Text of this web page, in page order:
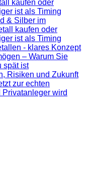
kaufen oder
ist als Timing
& Silber im
kaufen oder
ist als Timing
- klares Konzept
– Warum Sie
spät ist
Risiken und Zukunft
zur echten
wird